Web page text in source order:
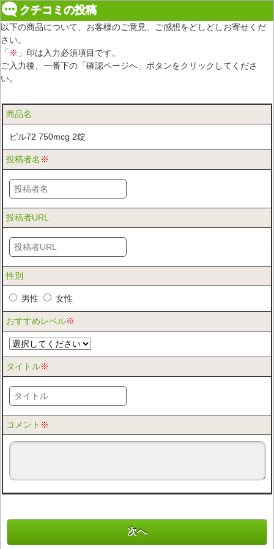
クチコミの投稿
以下の商品について、お客様のご意見、ご感想をどしどしお寄せくだ
さい。
「※ 」印は入力必須項目です。
ご入力後、一番下の「確認ページへ」ボタンをクリックしてくださ
い。
商品名
ピル72 750mcg 2錠
投稿者名 ※
投稿者URL
性別
男性 女性
おすすめレベル※
タイトル※
コメント ※